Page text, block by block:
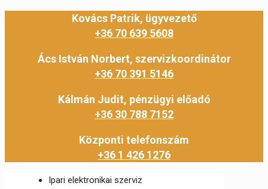
Kovács Patrik, ügyvezető
+36 70 639 5608
Ács István Norbert, szervizkoordinátor
+36 70 391 5146
Kálmán Judit, pénzügyi előadó
+36 30 788 7152
Központi telefonszám
+36 1 426 1276
Ipari elektronikai szerviz